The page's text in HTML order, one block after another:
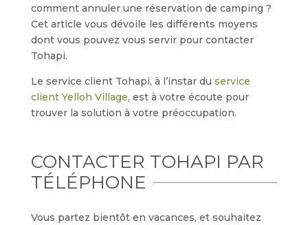
comment annuler une réservation de camping ?
Cet article vous dévoile les différents moyens
dont vous pouvez vous servir pour contacter
Tohapi.
Le service client Tohapi, à l’instar du service
client Yelloh Village, est à votre écoute pour
trouver la solution à votre préoccupation.
CONTACTER TOHAPI PAR
TÉLÉPHONE
Vous partez bientôt en vacances, et souhaitez